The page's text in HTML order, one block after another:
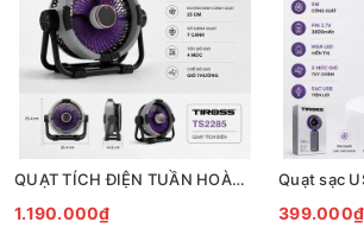
QUẠT TÍCH ĐIỆN TUẦN HOÀN ĐỂ BÀN TIROSS TS2285
1.190.000₫ 399.000₫